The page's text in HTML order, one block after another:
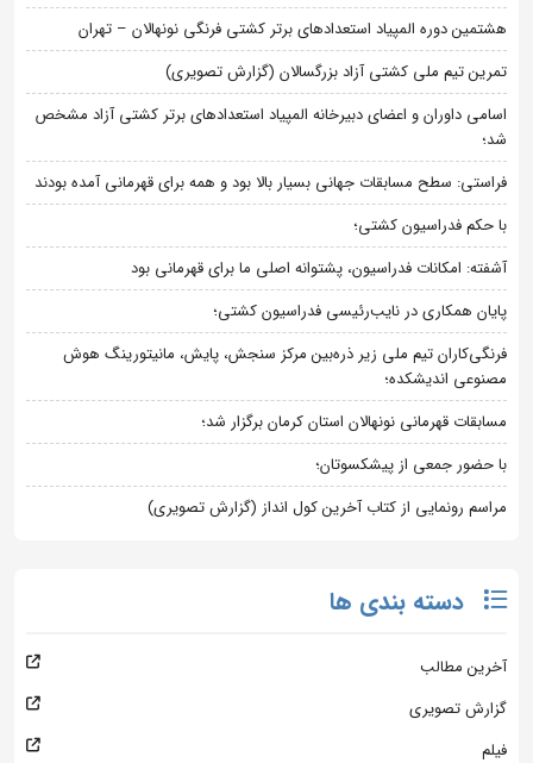
هشتمین دوره المپیاد استعدادهای برتر کشتی فرنگی نونهالان – تهران
تمرین تیم ملی کشتی آزاد بزرگسالان (گزارش تصویری)
اسامی داوران و اعضای دبیرخانه المپیاد استعدادهای برتر کشتی آزاد مشخص
شد؛
فراستی: سطح مسابقات جهانی بسیار بالا بود و همه برای قهرمانی آمده بودند
با حکم فدراسیون کشتی؛
آشفته: امکانات فدراسیون، پشتوانه اصلی ما برای قهرمانی بود
پایان همکاری در نایب‌رئیسی فدراسیون کشتی؛
فرنگی‌کاران تیم ملی زیر ذره‌بین مرکز سنجش، پایش، مانیتورینگ هوش
مصنوعی اندیشکده؛
مسابقات قهرمانی نونهالان استان کرمان برگزار شد؛
با حضور جمعی از پیشکسوتان؛
مراسم رونمایی از کتاب آخرین کول انداز (گزارش تصویری)
دسته بندی ها
آخرین مطالب
گزارش تصویری
فیلم